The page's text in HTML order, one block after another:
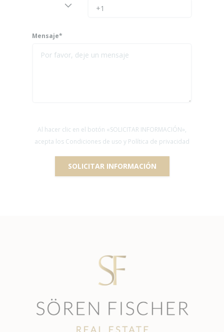
Mensaje*
Al hacer clic en el botón «SOLICITAR INFORMACIÓN»,
acepta los Condiciones de uso y Política de privacidad
SOLICITAR INFORMACIÓN